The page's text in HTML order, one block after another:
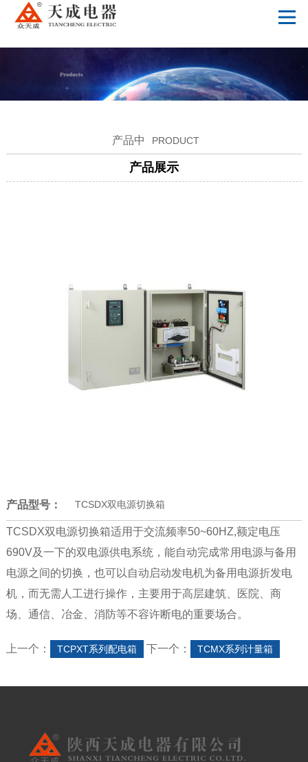
火狐游戏官网【中国】股份有限公司
产品中 PRODUCT
产品展示
产品型号： TCSDX双电源切换箱
TCSDX双电源切换箱适用于交流频率50~60HZ,额定电压
690V及一下的双电源供电系统，能自动完成常用电源与备用
电源之间的切换，也可以自动启动发电机为备用电源折发电
机，而无需人工进行操作，主要用于高层建筑、医院、商
场、通信、冶金、消防等不容许断电的重要场合。
上一个： TCPXT系列配电箱 下一个： TCMX系列计量箱